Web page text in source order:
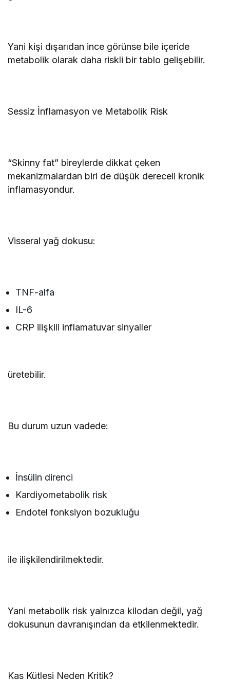
Yani kişi dışarıdan ince görünse bile içeride
metabolik olarak daha riskli bir tablo gelişebilir.
Sessiz İnflamasyon ve Metabolik Risk
“Skinny fat” bireylerde dikkat çeken
mekanizmalardan biri de düşük dereceli kronik
inflamasyondur.
Visseral yağ dokusu:
TNF-alfa
IL-6
CRP ilişkili inflamatuvar sinyaller
üretebilir.
Bu durum uzun vadede:
İnsülin direnci
Kardiyometabolik risk
Endotel fonksiyon bozukluğu
ile ilişkilendirilmektedir.
Yani metabolik risk yalnızca kilodan değil, yağ
dokusunun davranışından da etkilenmektedir.
Kas Kütlesi Neden Kritik?